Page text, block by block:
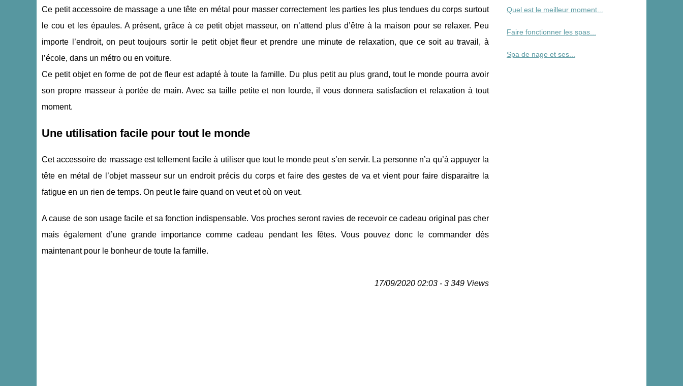
Ce petit accessoire de massage a une tête en métal pour masser correctement les parties les plus tendues du corps surtout
le cou et les épaules. A présent, grâce à ce petit objet masseur, on n’attend plus d’être à la maison pour se relaxer. Peu
importe l’endroit, on peut toujours sortir le petit objet fleur et prendre une minute de relaxation, que ce soit au travail, à
l’école, dans un métro ou en voiture.
Ce petit objet en forme de pot de fleur est adapté à toute la famille. Du plus petit au plus grand, tout le monde pourra avoir
son propre masseur à portée de main. Avec sa taille petite et non lourde, il vous donnera satisfaction et relaxation à tout
moment.
Une utilisation facile pour tout le monde
Cet accessoire de massage est tellement facile à utiliser que tout le monde peut s’en servir. La personne n’a qu’à appuyer la
tête en métal de l’objet masseur sur un endroit précis du corps et faire des gestes de va et vient pour faire disparaitre la
fatigue en un rien de temps. On peut le faire quand on veut et où on veut.
A cause de son usage facile et sa fonction indispensable. Vos proches seront ravies de recevoir ce cadeau original pas cher
mais également d’une grande importance comme cadeau pendant les fêtes. Vous pouvez donc le commander dès
maintenant pour le bonheur de toute la famille.
17/09/2020 02:03 - 3 349 Views
Quel est le meilleur moment...
Faire fonctionner les spas...
Spa de nage et ses...